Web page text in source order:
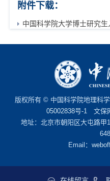
附件下载：
中国科学院大学博士研究
版权所有 © 中国科学院地理科
05002838号-1文保网
地址：北京市朝阳区大屯路
Email：